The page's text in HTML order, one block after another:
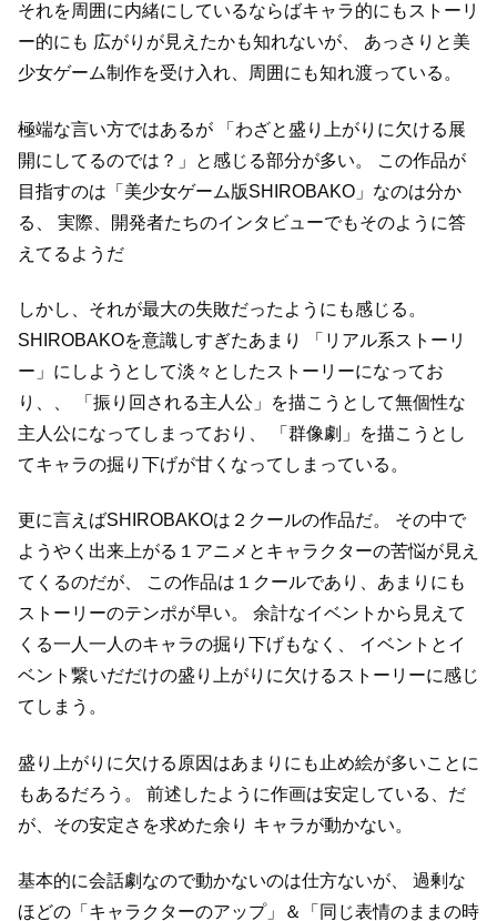
それを周囲に内緒にしているならばキャラ的にもストーリ
ー的にも 広がりが見えたかも知れないが、
あっさりと美
少女ゲーム制作を受け入れ、周囲にも知れ渡っている。
極端な言い方ではあるが 「わざと盛り上がりに欠ける展
開にしてるのでは？」と感じる部分が多い。
この作品が
目指すのは「美少女ゲーム版SHIROBAKO」なのは分か
る、
実際、開発者たちのインタビューでもそのように答
えてるようだ
しかし、それが最大の失敗だったようにも感じる。
SHIROBAKOを意識しすぎたあまり
「リアル系ストーリ
ー」にしようとして淡々としたストーリーになってお
り、、
「振り回される主人公」を描こうとして無個性な
主人公になってしまっており、
「群像劇」を描こうとし
てキャラの掘り下げが甘くなってしまっている。
更に言えばSHIROBAKOは２クールの作品だ。
その中で
ようやく出来上がる１アニメとキャラクターの苦悩が見え
てくるのだが、
この作品は１クールであり、あまりにも
ストーリーのテンポが早い。
余計なイベントから見えて
くる一人一人のキャラの掘り下げもなく、
イベントとイ
ベント繋いだだけの盛り上がりに欠けるストーリーに感じ
てしまう。
盛り上がりに欠ける原因はあまりにも止め絵が多いことに
もあるだろう。
前述したように作画は安定している、だ
が、その安定さを求めた余り キャラが動かない。
基本的に会話劇なので動かないのは仕方ないが、
過剰な
ほどの「キャラクターのアップ」＆「同じ表情のままの時